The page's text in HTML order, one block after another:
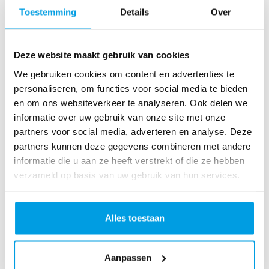
Toestemming Details Over
Deze website maakt gebruik van cookies
We gebruiken cookies om content en advertenties te
personaliseren, om functies voor social media te bieden
en om ons websiteverkeer te analyseren. Ook delen we
informatie over uw gebruik van onze site met onze
partners voor social media, adverteren en analyse. Deze
partners kunnen deze gegevens combineren met andere
informatie die u aan ze heeft verstrekt of die ze hebben
verzameld op basis van uw gebruik van hun services.
Alles toestaan
Aanpassen
as
R
u
n
L
o
ve
Li
fe
R
n
S
n
fo